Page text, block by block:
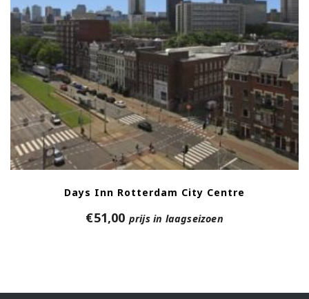
Days Inn Rotterdam City Centre
€51,00 prijs in laagseizoen